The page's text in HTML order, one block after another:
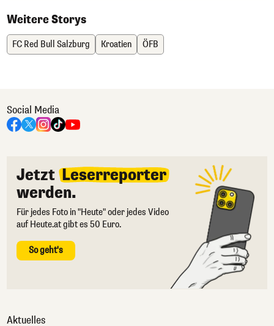
Weitere Storys
FC Red Bull Salzburg Kroatien ÖFB
Social Media
Jetzt Leserreporter
werden.
Für jedes Foto in "Heute" oder jedes Video
auf Heute.at gibt es 50 Euro.
So geht's
Aktuelles